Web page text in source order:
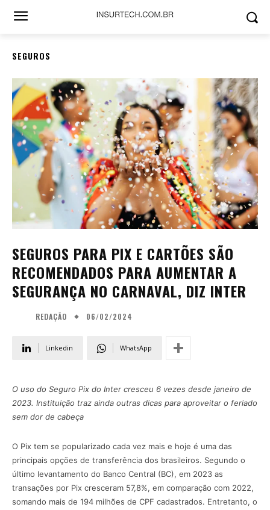
SEGUROS
SEGUROS PARA PIX E CARTÕES SÃO
RECOMENDADOS PARA AUMENTAR A
SEGURANÇA NO CARNAVAL, DIZ INTER
REDAÇÃO 06/02/2024
Linkedin WhatsApp
O uso do Seguro Pix do Inter cresceu 6 vezes desde janeiro de
2023. Instituição traz ainda outras dicas para aproveitar o feriado
sem dor de cabeça
O Pix tem se popularizado cada vez mais e hoje é uma das
principais opções de transferência dos brasileiros. Segundo o
último levantamento do Banco Central (BC), em 2023 as
transações por Pix cresceram 57,8%, em comparação com 2022,
somando mais de 194 milhões de CPF cadastrados. Entretanto, o